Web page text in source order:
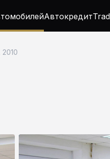
Автокредит